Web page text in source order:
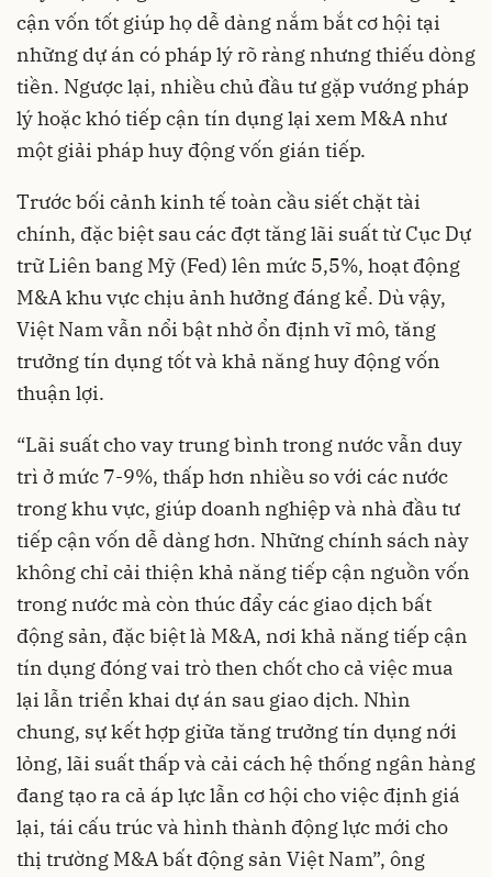
cận vốn tốt giúp họ dễ dàng nắm bắt cơ hội tại
những dự án có pháp lý rõ ràng nhưng thiếu dòng
tiền. Ngược lại, nhiều chủ đầu tư gặp vướng pháp
lý hoặc khó tiếp cận tín dụng lại xem M&A như
một giải pháp huy động vốn gián tiếp.
Trước bối cảnh kinh tế toàn cầu siết chặt tài
chính, đặc biệt sau các đợt tăng lãi suất từ Cục Dự
trữ Liên bang Mỹ (Fed) lên mức 5,5%, hoạt động
M&A khu vực chịu ảnh hưởng đáng kể. Dù vậy,
Việt Nam vẫn nổi bật nhờ ổn định vĩ mô, tăng
trưởng tín dụng tốt và khả năng huy động vốn
thuận lợi.
“Lãi suất cho vay trung bình trong nước vẫn duy
trì ở mức 7-9%, thấp hơn nhiều so với các nước
trong khu vực, giúp doanh nghiệp và nhà đầu tư
tiếp cận vốn dễ dàng hơn. Những chính sách này
không chỉ cải thiện khả năng tiếp cận nguồn vốn
trong nước mà còn thúc đẩy các giao dịch bất
động sản, đặc biệt là M&A, nơi khả năng tiếp cận
tín dụng đóng vai trò then chốt cho cả việc mua
lại lẫn triển khai dự án sau giao dịch. Nhìn
chung, sự kết hợp giữa tăng trưởng tín dụng nới
lỏng, lãi suất thấp và cải cách hệ thống ngân hàng
đang tạo ra cả áp lực lẫn cơ hội cho việc định giá
lại, tái cấu trúc và hình thành động lực mới cho
thị trường M&A bất động sản Việt Nam”, ông